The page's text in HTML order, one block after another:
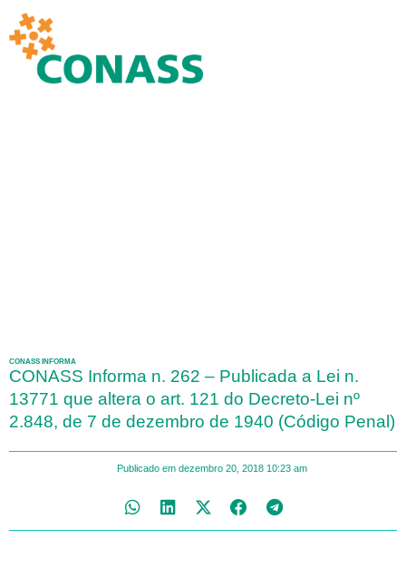
CONASS INFORMA
CONASS Informa n. 262 – Publicada a Lei n.
13771 que altera o art. 121 do Decreto-Lei nº
2.848, de 7 de dezembro de 1940 (Código Penal)
Publicado em dezembro 20, 2018 10:23 am